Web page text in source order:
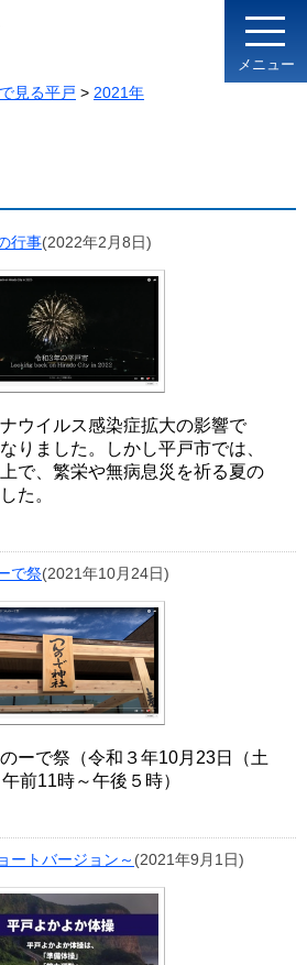
メニュー
見る平戸 > 2021年
行事(2022年2月8日)
ウイルス感染症拡大の影響で
りました。しかし平戸市では、
で、繁栄や無病息災を祈る夏の
た。
で祭(2021年10月24日)
ーで祭（令和３年10月23日（土
前11時～午後５時）
ートバージョン～ (2021年9月1日)